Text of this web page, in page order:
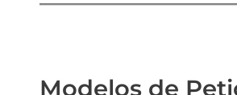
Modelos de